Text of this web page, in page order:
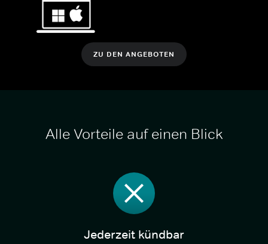
ZU DEN ANGEBOTEN
Alle Vorteile auf einen Blick
Jederzeit kündbar